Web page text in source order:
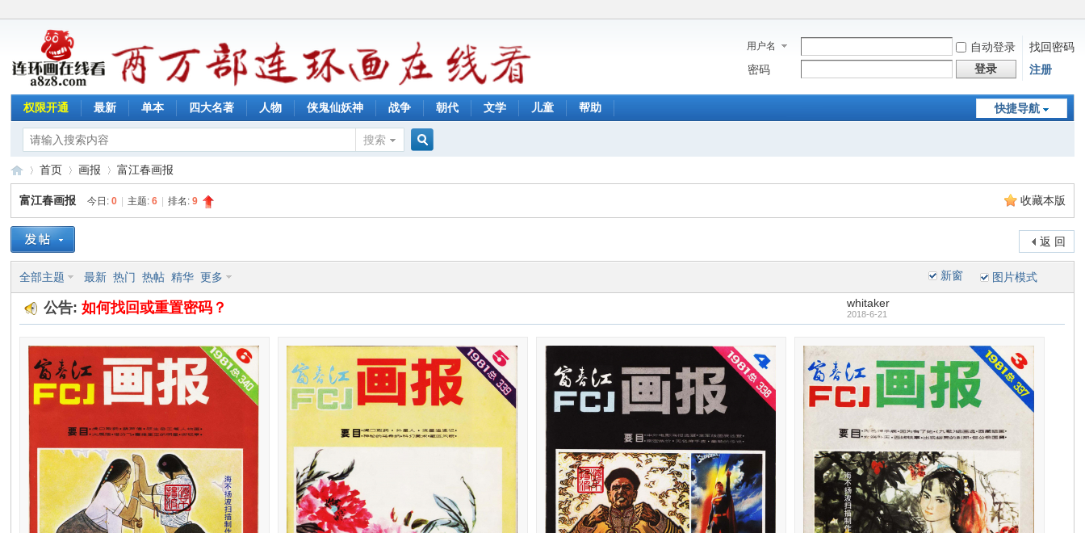
用户名 自动登录
找回密码
密码
登录 注册
快捷导航
权限开通 最新 单本 四大名著 人物 侠鬼仙妖神 战争 朝代 文学 儿童 帮助
搜索
连»
首页
›
画报 富江春画报
收藏本版
富江春画报 今日:0 主题:6 排名:9
返 回
新窗
全部主题 最新 热门 热帖 精华 更多 图片模式
公告:如何找回或重置密码？ whitaker
2018-6-21